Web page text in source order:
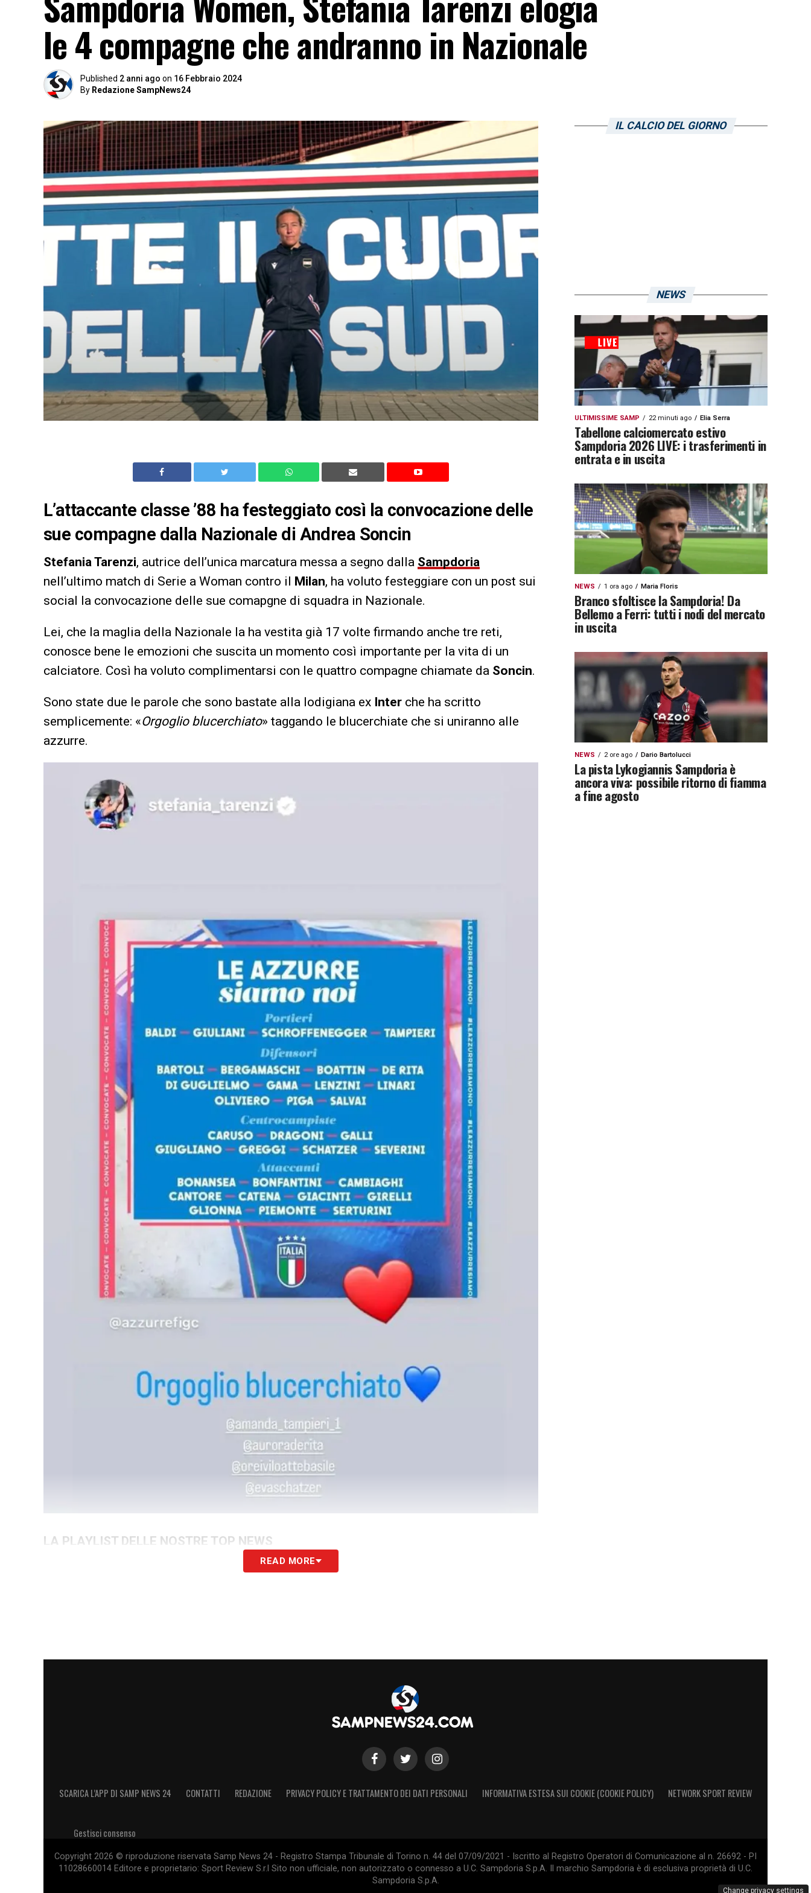
le 4 compagne che andranno in Nazionale
Published 2 anni ago on 16 Febbraio 2024
By Redazione SampNews24
L’attaccante classe ’88 ha festeggiato così la convocazione delle
sue compagne dalla Nazionale di Andrea Soncin
Stefania Tarenzi, autrice dell’unica marcatura messa a segno dalla Sampdoria
nell’ultimo match di Serie a Woman contro il
Milan, ha voluto festeggiare con un post sui
social la convocazione delle sue comapgne di squadra in Nazionale.
Lei, che la maglia della Nazionale la ha vestita già 17 volte firmando anche tre reti,
conosce bene le emozioni che suscita un momento così importante per la vita di un
calciatore. Così ha voluto complimentarsi con le quattro compagne chiamate da Soncin.
Sono state due le parole che sono bastate alla lodigiana ex Inter che ha scritto
semplicemente: «Orgoglio blucerchiato» taggando le blucerchiate che si uniranno alle
azzurre.
LA PLAYLIST DELLE NOSTRE TOP NEWS
READ MORE
IL CALCIO DEL GIORNO
NEWS
ULTIMISSIME SAMP 22 minuti ago Elia Serra
Tabellone calciomercato estivo
Sampdoria 2026 LIVE: i trasferimenti in
entrata e in uscita
NEWS 1 ora ago Maria Floris
Branco sfoltisce la Sampdoria! Da
Bellemo a Ferri: tutti i nodi del mercato
in uscita
NEWS 2 ore ago Dario Bartolucci
La pista Lykogiannis Sampdoria è
ancora viva: possibile ritorno di fiamma
a fine agosto
SCARICA L’APP DI SAMP NEWS 24 CONTATTI REDAZIONE PRIVACY POLICY E TRATTAMENTO DEI DATI PERSONALI INFORMATIVA ESTESA SUI COOKIE (COOKIE POLICY) NETWORK SPORT REVIEW
Gestisci consenso
Copyright 2026 © riproduzione riservata Samp News 24 - Registro Stampa Tribunale di Torino n. 44 del 07/09/2021 - Iscritto al Registro Operatori di Comunicazione al n. 26692 - PI
11028660014 Editore e proprietario: Sport Review S.r.l Sito non ufficiale, non autorizzato o connesso a U.C. Sampdoria S.p.A. Il marchio Sampdoria è di esclusiva proprietà di U.C.
Sampdoria S.p.A.
Change privacy settings